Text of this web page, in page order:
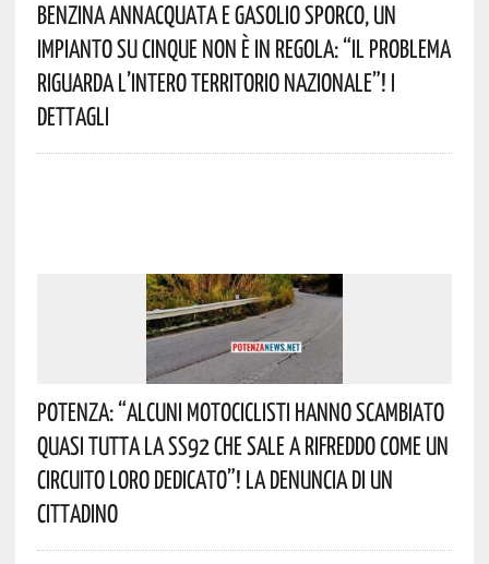
Benzina Annacquata E Gasolio Sporco, Un
Impianto Su Cinque Non È In Regola: “il Problema
Riguarda L’intero Territorio Nazionale”! I
Dettagli
Potenza: “alcuni Motociclisti Hanno Scambiato
Quasi Tutta La SS92 Che Sale A Rifreddo Come Un
Circuito Loro Dedicato”! La Denuncia Di Un
Cittadino